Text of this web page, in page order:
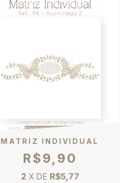
MATRIZ INDIVIDUAL
R$9,90
2 X DE R$5,77